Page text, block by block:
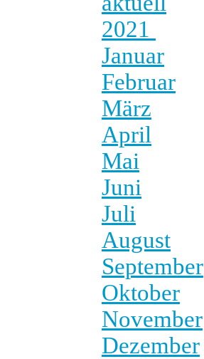
2021
Januar
Februar
März
April
Mai
Juni
Juli
August
September
Oktober
November
Dezember